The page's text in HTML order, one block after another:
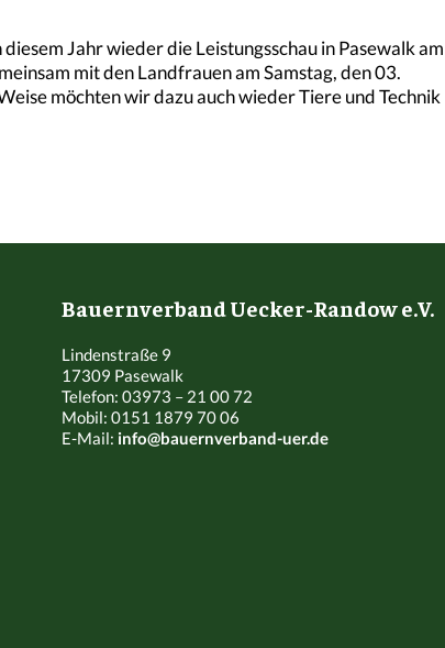
Jahr wieder die Leistungsschau in Pasewalk am
mit den Landfrauen am Samstag, den 03.
möchten wir dazu auch wieder Tiere und Technik
Bauernverband Uecker-Randow e.V.
Lindenstraße 9
17309 Pasewalk
Telefon: 03973 – 21 00 72
Mobil: 0151 1879 70 06
E-Mail: info@bauernverband-uer.de